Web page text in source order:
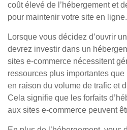
coût élevé de l’hébergement et
pour maintenir votre site en ligne.
Lorsque vous décidez d’ouvrir
devrez investir dans un
sites e-commerce nécessitent
ressources plus importantes
en raison du volume de trafic et
Cela signifie que les forfaits
aux sites e-commerce peuvent